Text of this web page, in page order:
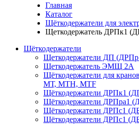
Главная
Каталог
Щёткодержатели для
Щеткодержатель ДРПк1
Щёткодержатели
Щеткодержатели ДП
Щеткодержатель ЭМЩ 2А
Щёткодержатели для
МТ, МТН, МТF
Щёткодержатели ДРПк1
Щёткодержатели ДРПра1
Щёткодержатели ДРПс1
Щёткодержатели ДРПс1